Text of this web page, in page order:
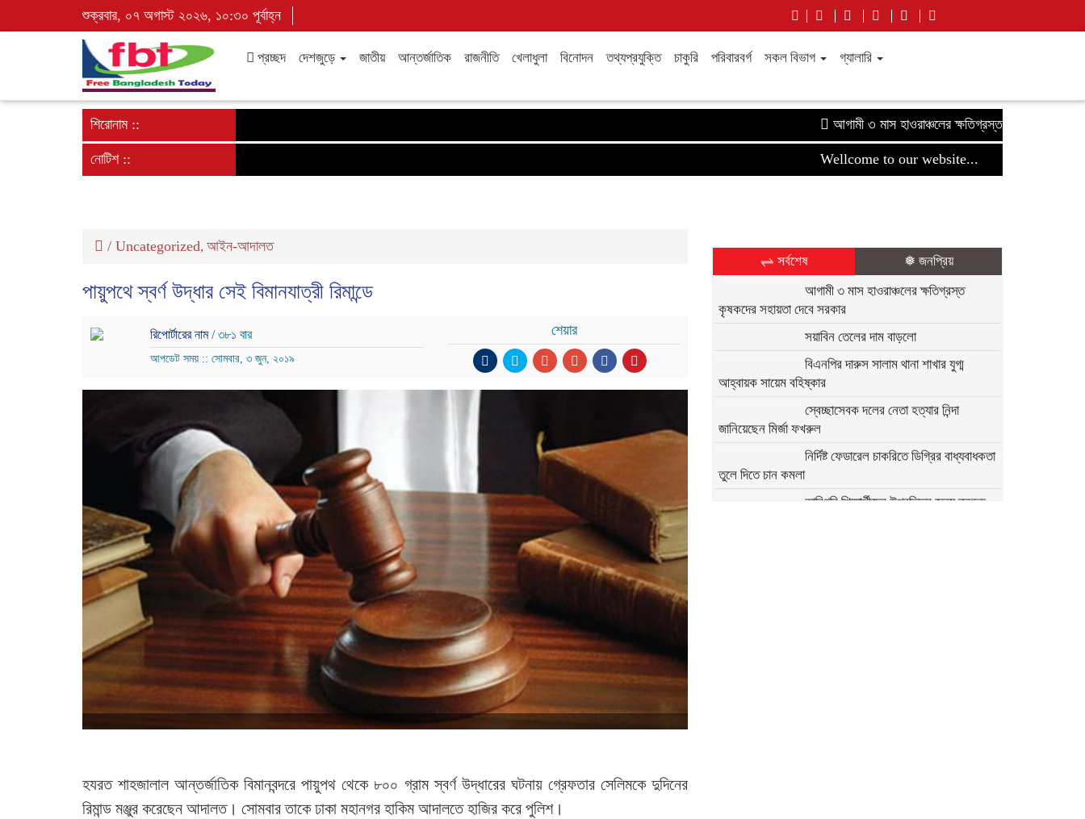
শুক্রবার, ০৭ অগাস্ট ২০২৬, ১০:৩০ পূর্বাহ্ন
প্রচ্ছদ দেশজুড়ে জাতীয় আন্তর্জাতিক রাজনীতি খেলাধুলা বিনোদন তথ্যপ্রযুক্তি চাকুরি পরিবারবর্গ সকল বিভাগ গ্যালারি
শিরোনাম :: আগামী ৩ মাস হাওরাঞ্চলের ক্ষতিগ্রস্ত কৃষকদের সহায়তা
নোটিশ :: Wellcome to our website...
/ Uncategorized, আইন-আদালত
পায়ুপথে স্বর্ণ উদ্ধার সেই বিমানযাত্রী রিমান্ডে
রিপোর্টারের নাম/ ৩৮১ বার
আপডেট সময় :: সোমবার, ৩ জুন, ২০১৯
শেয়ার
হযরত শাহজালাল আন্তর্জাতিক বিমানবন্দরে পায়ুপথ থেকে ৮০০ গ্রাম স্বর্ণ উদ্ধারের ঘটনায় গ্রেফতার সেলিমকে দুদিনের
রিমান্ড মঞ্জুর করেছেন আদালত। সোমবার তাকে ঢাকা মহানগর হাকিম আদালতে হাজির করে পুলিশ।
⇌ সর্বশেষ
❅ জনপ্রিয়
আগামী ৩ মাস হাওরাঞ্চলের ক্ষতিগ্রস্ত
কৃষকদের সহায়তা দেবে সরকার
সয়াবিন তেলের দাম বাড়লো
বিএনপির দারুস সালাম থানা শাখার যুগ্ম
আহ্বায়ক সায়েম বহিষ্কার
স্বেচ্ছাসেবক দলের নেতা হত্যার নিন্দা
জানিয়েছেন মির্জা ফখরুল
নির্দিষ্ট ফেডারেল চাকরিতে ডিগ্রির বাধ্যবাধকতা
তুলে দিতে চান কমলা
কারিগরি শিক্ষার্থীদের উপবৃত্তির জন্য ব্লকড